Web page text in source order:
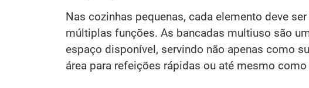
Nas cozinhas pequenas, cada elemento deve
múltiplas funções. As bancadas multiuso são
espaço disponível, servindo não apenas como
área para refeições rápidas ou até mesmo